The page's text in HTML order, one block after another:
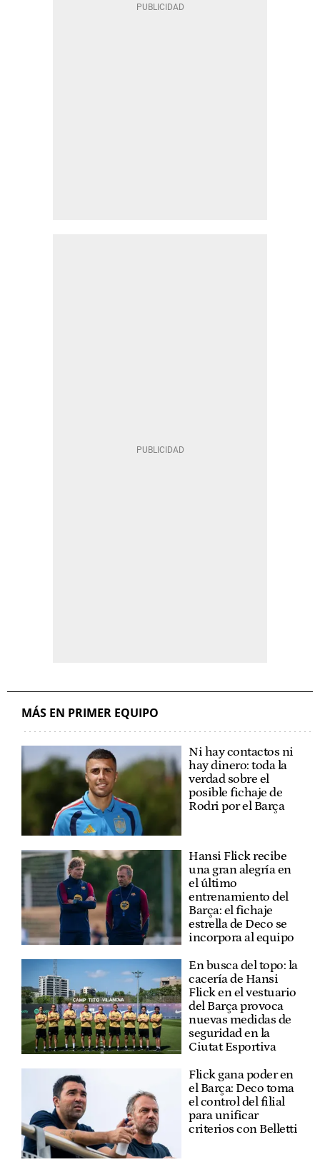
MÁS EN PRIMER EQUIPO
Ni hay contactos ni
hay dinero: toda la
verdad sobre el
posible fichaje de
Rodri por el Barça
Hansi Flick recibe
una gran alegría en
el último
entrenamiento del
Barça: el fichaje
estrella de Deco se
incorpora al equipo
En busca del topo: la
cacería de Hansi
Flick en el vestuario
del Barça provoca
nuevas medidas de
seguridad en la
Ciutat Esportiva
Flick gana poder en
el Barça: Deco toma
el control del filial
para unificar
criterios con Belletti